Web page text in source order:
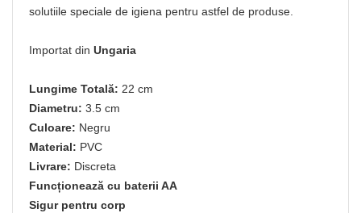
solutiile speciale de igiena pentru astfel de produse.
Importat din Ungaria
Lungime Totală: 22 cm
Diametru: 3.5 cm
Culoare: Negru
Material: PVC
Livrare: Discreta
Funcționează cu baterii AA
Sigur pentru corp